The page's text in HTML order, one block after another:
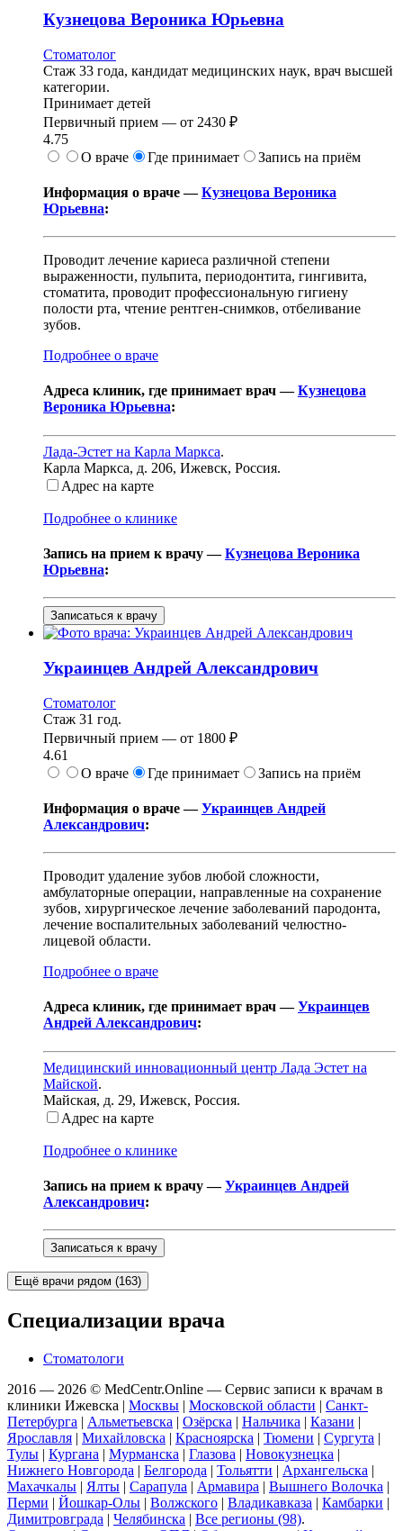
Кузнецова Вероника Юрьевна
Стоматолог
Стаж 33 года, кандидат медицинских наук, врач высшей
категории.
Принимает детей
Первичный прием — от 2430 ₽
4.75
О враче
Где принимает Запись на приём
Информация о враче —Кузнецова Вероника
Юрьевна:
Проводит лечение кариеса различной степени
выраженности, пульпита, периодонтита, гингивита,
стоматита, проводит профессиональную гигиену
полости рта, чтение рентген-снимков, отбеливание
зубов.
Подробнее о враче
Адреса клиник, где принимает врач —Кузнецова
Вероника Юрьевна:
Лада-Эстет на Карла Маркса.
Карла Маркса, д. 206, Ижевск, Россия.
Адрес на карте
Подробнее о клинике
Запись на прием к врачу —Кузнецова Вероника
Юрьевна:
Записаться к врачу
Украинцев Андрей Александрович
Стоматолог
Стаж 31 год.
Первичный прием — от 1800 ₽
4.61
О враче
Где принимает Запись на приём
Информация о враче —Украинцев Андрей
Александрович:
Проводит удаление зубов любой сложности,
амбулаторные операции, направленные на сохранение
зубов, хирургическое лечение заболеваний пародонта,
лечение воспалительных заболеваний челюстно-
лицевой области.
Подробнее о враче
Адреса клиник, где принимает врач —Украинцев
Андрей Александрович:
Медицинский инновационный центр Лада Эстет на
Майской.
Майская, д. 29, Ижевск, Россия.
Адрес на карте
Подробнее о клинике
Запись на прием к врачу —Украинцев Андрей
Александрович:
Записаться к врачу
Ещё врачи рядом (163)
Специализации врача
Стоматологи
2016 — 2026 © MedCentr.Online — Сервис записи к врачам в
клиники Ижевска | Москвы | Московской области | Санкт-
Петербурга | Альметьевска | Озёрска | Нальчика | Казани |
Ярославля | Михайловска | Красноярска | Тюмени | Сургута |
Тулы | Кургана | Мурманска | Глазова | Новокузнецка |
Нижнего Новгорода | Белгорода | Тольятти | Архангельска |
Махачкалы | Ялты | Сарапула | Армавира | Вышнего Волочка |
Перми | Йошкар-Олы | Волжского | Владикавказа | Камбарки |
Димитровграда | Челябинска | Все регионы (98).